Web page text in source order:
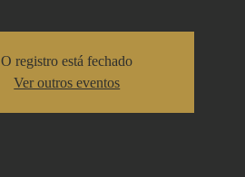
O registro está fechado
Ver outros eventos